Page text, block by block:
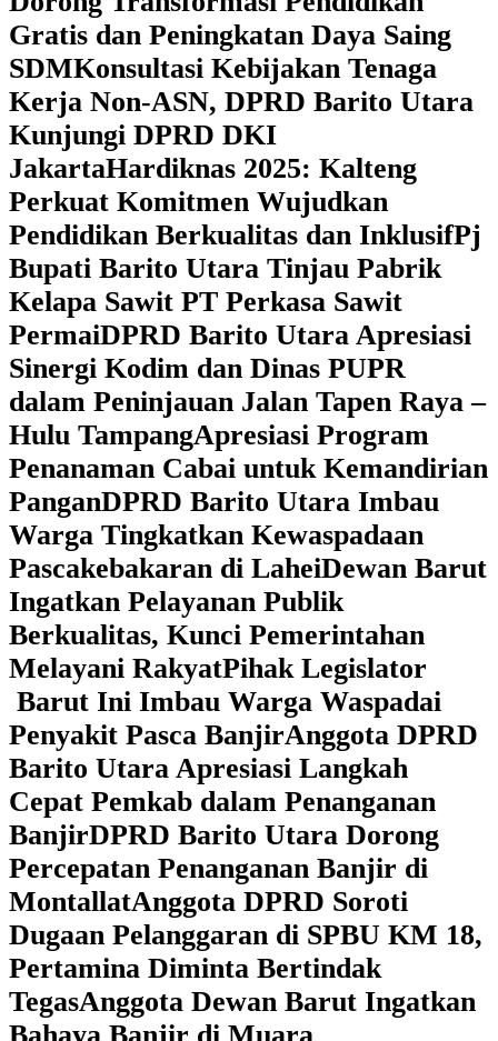
Gratis dan Peningkatan Daya Saing
SDMKonsultasi Kebijakan Tenaga
Kerja Non-ASN, DPRD Barito Utara
Kunjungi DPRD DKI
JakartaHardiknas 2025: Kalteng
Perkuat Komitmen Wujudkan
Pendidikan Berkualitas dan InklusifPj
Bupati Barito Utara Tinjau Pabrik
Kelapa Sawit PT Perkasa Sawit
PermaiDPRD Barito Utara Apresiasi
Sinergi Kodim dan Dinas PUPR
dalam Peninjauan Jalan Tapen Raya –
Hulu TampangApresiasi Program
Penanaman Cabai untuk Kemandirian
PanganDPRD Barito Utara Imbau
Warga Tingkatkan Kewaspadaan
Pascakebakaran di LaheiDewan Barut
Ingatkan Pelayanan Publik
Berkualitas, Kunci Pemerintahan
Melayani RakyatPihak Legislator
Barut Ini Imbau Warga Waspadai
Penyakit Pasca BanjirAnggota DPRD
Barito Utara Apresiasi Langkah
Cepat Pemkab dalam Penanganan
BanjirDPRD Barito Utara Dorong
Percepatan Penanganan Banjir di
MontallatAnggota DPRD Soroti
Dugaan Pelanggaran di SPBU KM 18,
Pertamina Diminta Bertindak
TegasAnggota Dewan Barut Ingatkan